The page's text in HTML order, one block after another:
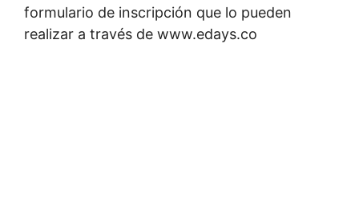
formulario de inscripción que lo pueden
realizar a través de www.edays.co